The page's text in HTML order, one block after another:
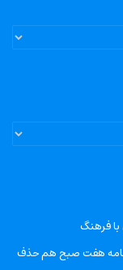
با فرهنگ
هفت صبح هم حذف